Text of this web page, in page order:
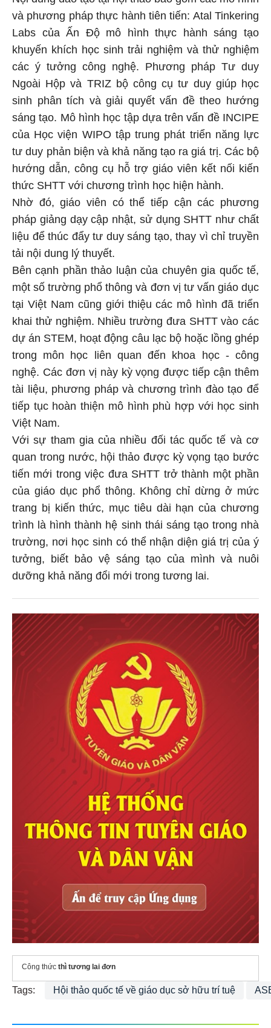
và phương pháp thực hành tiên tiến: Atal Tinkering
Labs của Ấn Độ mô hình thực hành sáng tạo
khuyến khích học sinh trải nghiệm và thử nghiệm
các ý tưởng công nghệ. Phương pháp Tư duy
Ngoài Hộp và TRIZ bộ công cụ tư duy giúp học
sinh phân tích và giải quyết vấn đề theo hướng
sáng tạo. Mô hình học tập dựa trên vấn đề INCIPE
của Học viện WIPO tập trung phát triển năng lực
tư duy phản biện và khả năng tạo ra giá trị. Các bộ
hướng dẫn, công cụ hỗ trợ giáo viên kết nối kiến
thức SHTT với chương trình học hiện hành.
Nhờ đó, giáo viên có thể tiếp cận các phương
pháp giảng dạy cập nhật, sử dụng SHTT như chất
liệu để thúc đẩy tư duy sáng tạo, thay vì chỉ truyền
tải nội dung lý thuyết.
Bên cạnh phần thảo luận của chuyên gia quốc tế,
một số trường phổ thông và đơn vị tư vấn giáo dục
tại Việt Nam cũng giới thiệu các mô hình đã triển
khai thử nghiệm. Nhiều trường đưa SHTT vào các
dự án STEM, hoạt động câu lạc bộ hoặc lồng ghép
trong môn học liên quan đến khoa học - công
nghệ. Các đơn vị này kỳ vọng được tiếp cận thêm
tài liệu, phương pháp và chương trình đào tạo để
tiếp tục hoàn thiện mô hình phù hợp với học sinh
Việt Nam.
Với sự tham gia của nhiều đối tác quốc tế và cơ
quan trong nước, hội thảo được kỳ vọng tạo bước
tiến mới trong việc đưa SHTT trở thành một phần
của giáo dục phổ thông. Không chỉ dừng ở mức
trang bị kiến thức, mục tiêu dài hạn của chương
trình là hình thành hệ sinh thái sáng tạo trong nhà
trường, nơi học sinh có thể nhận diện giá trị của ý
tưởng, biết bảo vệ sáng tạo của mình và nuôi
dưỡng khả năng đổi mới trong tương lai.
Công thức thì tương lai đơn
Tags: Hội thảo quốc tế về giáo dục sở hữu trí tuệ